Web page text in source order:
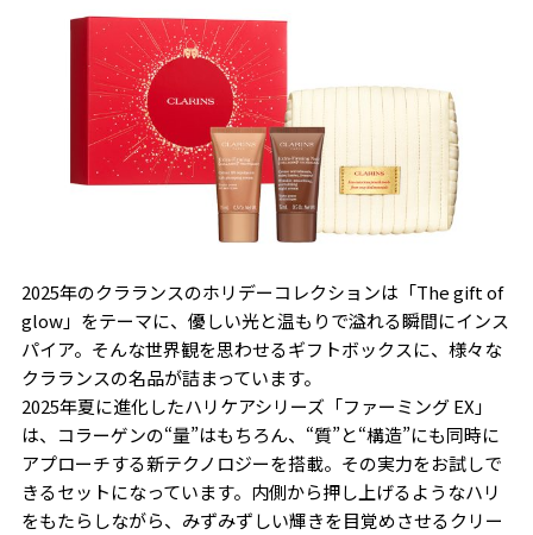
2025年のクラランスのホリデーコレクションは「The gift of
glow」をテーマに、優しい光と温もりで溢れる瞬間にインス
パイア。そんな世界観を思わせるギフトボックスに、様々な
クラランスの名品が詰まっています。
2025年夏に進化したハリケアシリーズ「ファーミング EX」
は、コラーゲンの“量”はもちろん、“質”と“構造”にも同時に
アプローチする新テクノロジーを搭載。その実力をお試しで
きるセットになっています。内側から押し上げるようなハリ
をもたらしながら、みずみずしい輝きを目覚めさせるクリー